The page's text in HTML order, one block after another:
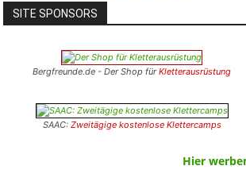
SITE SPONSORS
Bergfreunde.de - Der Shop fürKletterausrüstung
SAAC: Zweitägige kostenlose Klettercamps
Hier